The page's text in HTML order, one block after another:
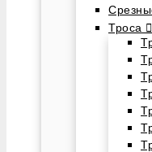
Троса